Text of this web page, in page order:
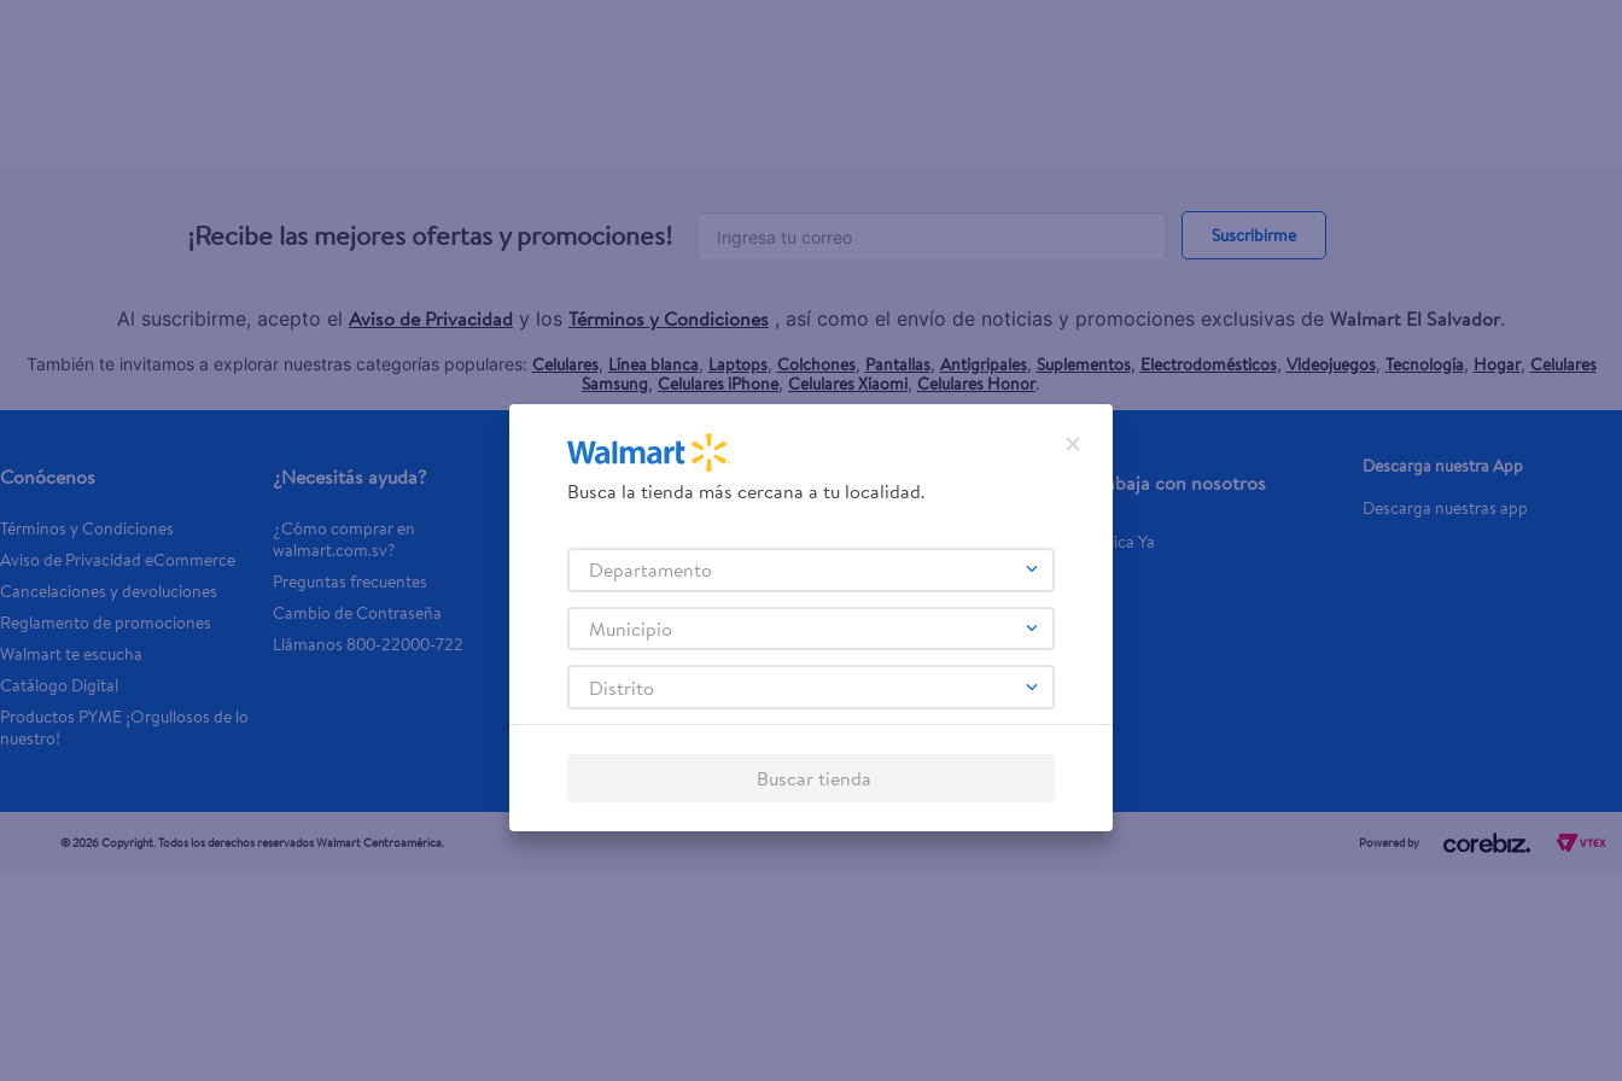
¡Recibe las mejores ofertas y promociones! Suscribirme
Al suscribirme, acepto el Aviso de Privacidad y los Términos y Condiciones , así como el envío de noticias y promociones exclusivas de Walmart El Salvador.
También te invitamos a explorar nuestras categorías populares: Celulares, Línea blanca, Laptops, Colchones, Pantallas, Antigripales, Suplementos, Electrodomésticos, Videojuegos, Tecnología, Hogar, Celulares
Samsung, Celulares iPhone, Celulares Xiaomi, Celulares Honor.
Conócenos
Términos y Condiciones
Aviso de Privacidad eCommerce
Cancelaciones y devoluciones
Reglamento de promociones
Walmart te escucha
Catálogo Digital
Productos PYME ¡Orgullosos de lo
nuestro!
¿Necesitás ayuda?
¿Cómo comprar en
walmart.com.sv?
Preguntas frecuentes
Cambio de Contraseña
Llámanos 800-22000-722
Otros servicios:
- Remesas
- Pagos de servicios
Financiamiento Trabaja con nosotros
Aplica Ya
Descarga nuestra App
Descarga nuestras app
© 2026 Copyright. Todos los derechos reservados Walmart Centroamérica. Powered by
Busca la tienda más cercana a tu localidad.
Departamento
Municipio
Distrito
Buscar tienda